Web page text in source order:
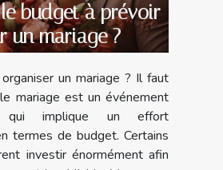
budget à prévoir
un mariage ?
un mariage ? Il faut
mariage est un événement
qui implique un effort
termes de budget. Certains
investir énormément afin